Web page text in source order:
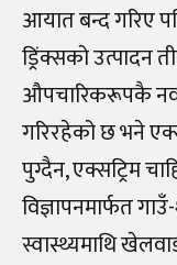
आयात बन्द गरिए
ड्रिंक्सको उत्पादन
औपचारिकरूपकै
गरिरहेको छ भने
पुग्दैन, एक्सट्रिम
विज्ञापनमार्फत
स्वास्थ्यमाथि